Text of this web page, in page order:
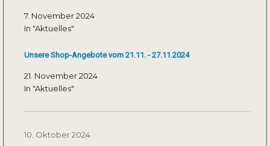
7. November 2024
In "Aktuelles"
Unsere Shop-Angebote vom 21.11. - 27.11.2024
21. November 2024
In "Aktuelles"
Veröffentlicht
10. Oktober 2024